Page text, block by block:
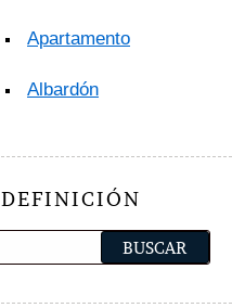
Apartamento
Albardón
DEFINICIÓN